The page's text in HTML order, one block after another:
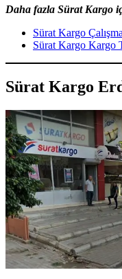
Daha fazla Sürat Kargo
Sürat Kargo
Sürat Kargo Kargo
Sürat Kargo